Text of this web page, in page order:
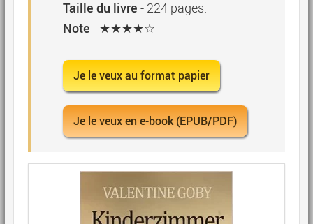
Taille du livre - 224pages.
Note - ★★★★☆
Je le veux au format papier
Je le veux en e-book (EPUB/PDF)